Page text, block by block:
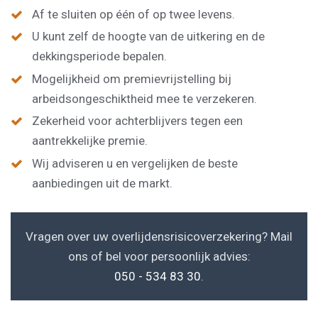
Af te sluiten op één of op twee levens.
U kunt zelf de hoogte van de uitkering en de
dekkingsperiode bepalen.
Mogelijkheid om premievrijstelling bij
arbeidsongeschiktheid mee te verzekeren.
Zekerheid voor achterblijvers tegen een
aantrekkelijke premie.
Wij adviseren u en vergelijken de beste
aanbiedingen uit de markt.
Vragen over uw overlijdensrisicoverzekering? Mail
ons of bel voor persoonlijk advies:
050 - 534 83 30.